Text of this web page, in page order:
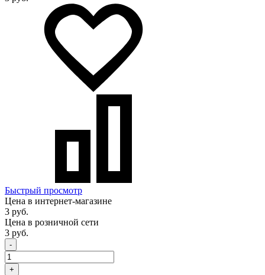
Быстрый просмотр
Цена в интернет-магазине
3 руб.
Цена в розничной сети
3 руб.
-
+